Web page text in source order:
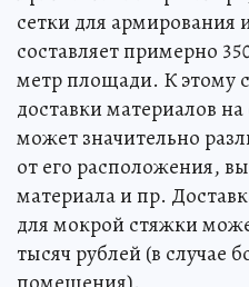
сетки для армирования
составляет примерно
метр площади. К этому
доставки материалов
может значительно
от его расположения,
материала и пр.
для мокрой стяжки
тысяч рублей (в случае